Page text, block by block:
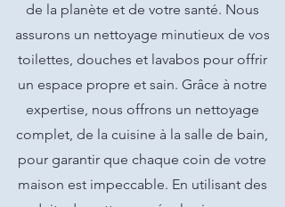
de la planète et de votre santé. Nous
assurons un nettoyage minutieux de vos
toilettes, douches et lavabos pour offrir
un espace propre et sain. Grâce à notre
expertise, nous offrons un nettoyage
complet, de la cuisine à la salle de bain,
pour garantir que chaque coin de votre
maison est impeccable. En utilisant des